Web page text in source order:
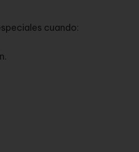
cuando: